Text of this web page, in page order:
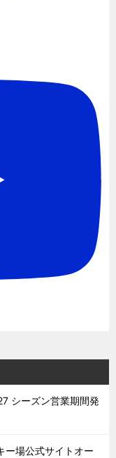
シーズン営業期間発
ー場公式サイトオー